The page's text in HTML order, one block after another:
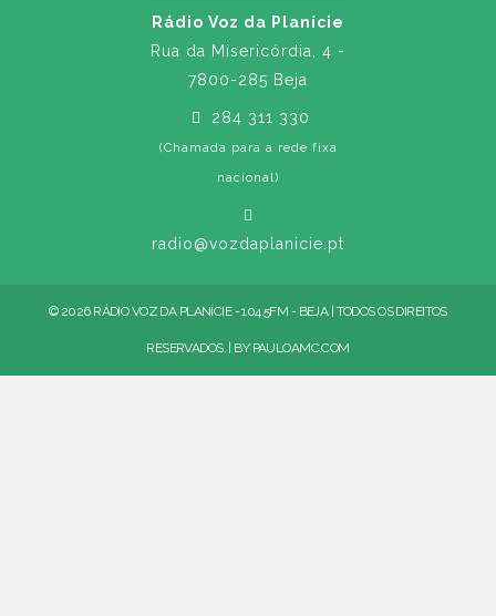
Rádio Voz da Planície
Rua da Misericórdia, 4 -
7800-285 Beja
284 311 330
(Chamada para a rede fixa
nacional)
radio@vozdaplanicie.pt
© 2026 RÁDIO VOZ DA PLANÍCIE - 104.5FM - BEJA | TODOS OS DIREITOS
RESERVADOS. | BY PAULOAMC.COM